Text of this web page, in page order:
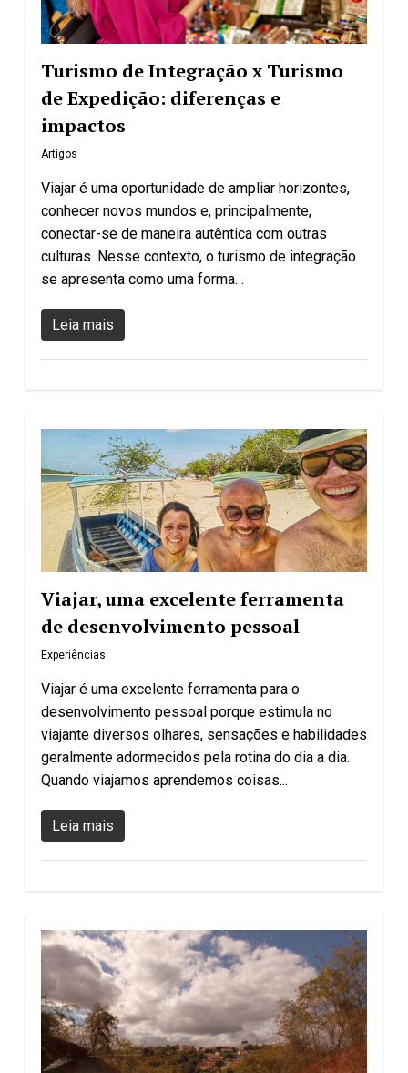
Turismo de Integração x Turismo
de Expedição: diferenças e
impactos
Artigos
Viajar é uma oportunidade de ampliar horizontes,
conhecer novos mundos e, principalmente,
conectar-se de maneira autêntica com outras
culturas. Nesse contexto, o turismo de integração
se apresenta como uma forma…
Leia mais
Viajar, uma excelente ferramenta
de desenvolvimento pessoal
Experiências
Viajar é uma excelente ferramenta para o
desenvolvimento pessoal porque estimula no
viajante diversos olhares, sensações e habilidades
geralmente adormecidos pela rotina do dia a dia.
Quando viajamos aprendemos coisas...
Leia mais